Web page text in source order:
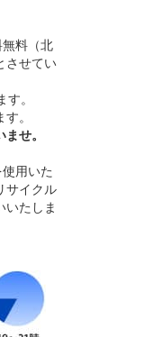
料（北
させてい
。
。
せ。
用いた
サイクル
いたしま